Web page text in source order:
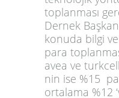
toplanması
Dernek
konuda bilgi
para
avea ve
nin ise %15
ortalama %12